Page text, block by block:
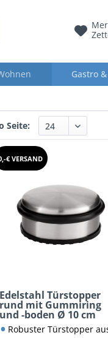
Gastro
Seite:
€ VERSAND
Edelstahl Türstopper
rund mit Gummiring
und -boden Ø 10 cm
Robuster Türstopper aus rostfreiem